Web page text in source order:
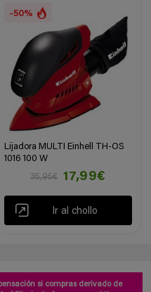
-50%
Lijadora MULTI Einhell TH-OS
1016 100 W
35,95€
17,99€
Ir al chollo
si compras derivado de